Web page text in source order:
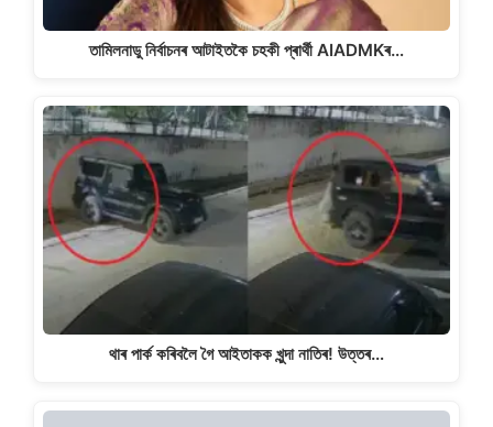
তামিলনাডু নিৰ্বাচনৰ আটাইতকৈ চহকী প্ৰাৰ্থী AIADMKৰ…
থাৰ পাৰ্ক কৰিবলৈ গৈ আইতাকক খুন্দা নাতিৰ! উত্তৰ…